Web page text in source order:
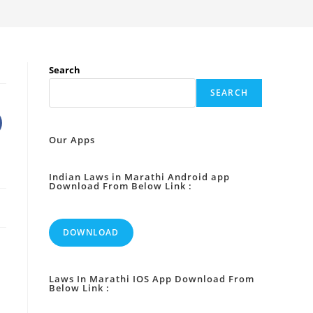
Search
SEARCH
Our Apps
Indian Laws in Marathi Android app
Download From Below Link :
DOWNLOAD
Laws In Marathi IOS App Download From
Below Link :